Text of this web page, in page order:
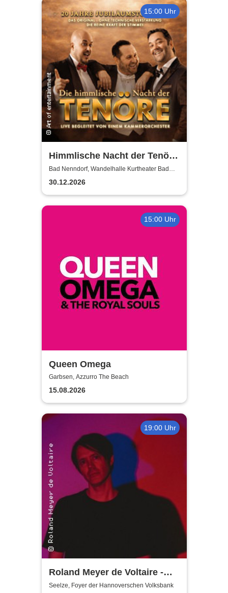
15:00 Uhr
Himmlische Nacht der Tenöre
- Das Original - Live und ohne
technische Verstärkung
Bad Nenndorf, Wandelhalle Kurtheater Bad
Nenndorf
30.12.2026
15:00 Uhr
Queen Omega
Garbsen, Azzurro The Beach
15.08.2026
19:00 Uhr
Roland Meyer de Voltaire -
Schwarz | MuSe
Seelze, Foyer der Hannoverschen Volksbank